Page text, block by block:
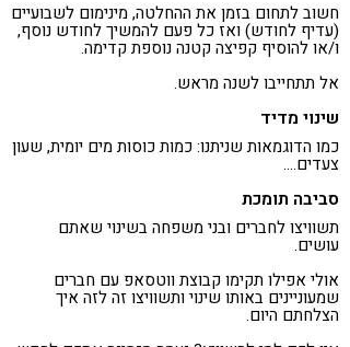
חשוב לתחום בזמן את ההחלטה, מינימום לשבועיים
(עדיף לחודש) ואז כל פעם להמשיך לחודש נוסף,
ו/או להוסיף קפיצה קטנה נוספת קדימה.
אל תתחייבו לשנה מראש.
שינוי מדיד
כמו הדוגמאות שניתנו: כמות כוסות מים יומית, שעון
צעדים….
סביבה תומכת
תשוויצו לחברים ובני משפחה בשינוי שאתם
עושים.
אולי אפילו תקימו קבוצת ווטסאפ עם חברים
שמעוניינים באותו שינוי ותשוויצו זה לזה איך
הצלחתם היום.